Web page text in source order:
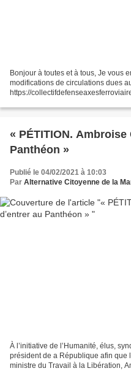
Bonjour à toutes et à tous, Je vous
modifications de circulations dues
https://
travaux.html...
« PÉTITION.
Panthéon »
Publié le 04/02/2021 à 10:03
Par Alternative Citoyenne de la
À l’initiative de l’Humanité, élus,
président de a République afin que
ministre du Travail à la Libération,